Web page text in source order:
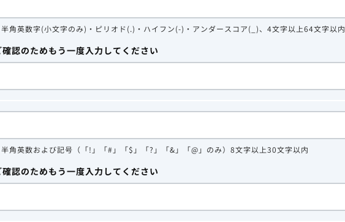
角英数字(小文字のみ)・ピリオド(.)・ハイフン(-)・アンダースコア(_)、4文字以上64文字以内
確認のためもう一度入力してください
角英数および記号（「!」「#」「$」「?」「&」「@」のみ）8文字以上30文字以内
確認のためもう一度入力してください